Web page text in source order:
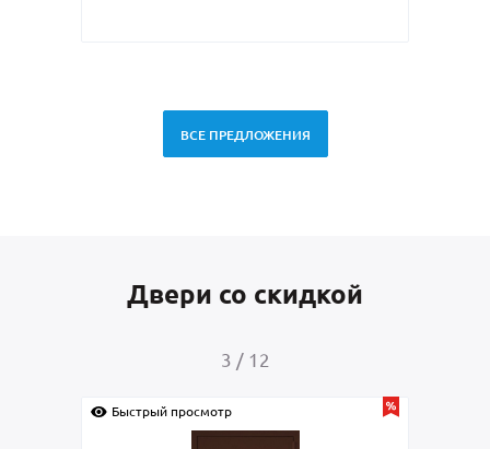
ВСЕ ПРЕДЛОЖЕНИЯ
Двери со скидкой
3 / 12
Быстрый просмотр